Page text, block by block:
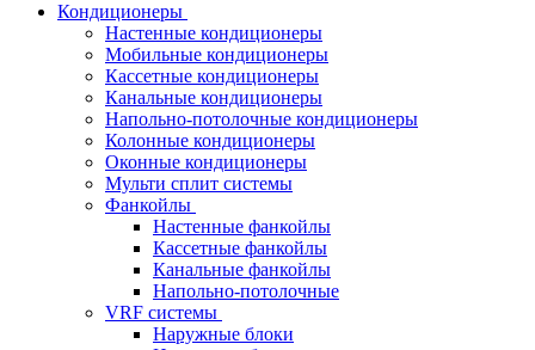
Кондиционеры
Настенные кондиционеры
Мобильные кондиционеры
Кассетные кондиционеры
Канальные кондиционеры
Напольно-потолочные кондиционеры
Колонные кондиционеры
Оконные кондиционеры
Мульти сплит системы
Фанкойлы
Настенные фанкойлы
Кассетные фанкойлы
Канальные фанкойлы
Напольно-потолочные
VRF системы
Наружные блоки